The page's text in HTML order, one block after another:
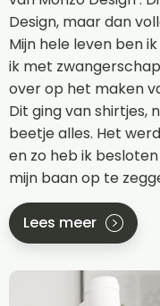
Design, maar dan
Mijn hele leven ben
ik met
over op het maken
Dit ging van shirtjes,
beetje alles. Het
en zo heb ik
mijn baan op te
Lees meer